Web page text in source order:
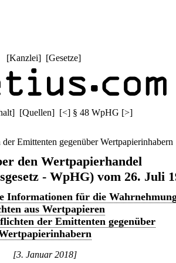
[Kanzlei] [Gesetze]
] [Quellen] [<] § 48 WpHG [>]
Emittenten gegenüber Wertpapierinhabern
den Wertpapierhandel
- WpHG) vom 26. Juli
Informationen für die
aus Wertpapieren
der Emittenten gegenüber
[3. Januar 2018]